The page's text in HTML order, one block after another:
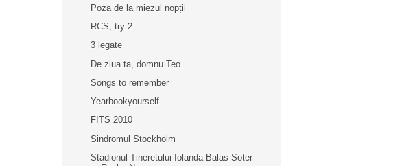
Poza de la miezul nopții
RCS, try 2
3 legate
De ziua ta, domnu Teo...
Songs to remember
Yearbookyourself
FITS 2010
Sindromul Stockholm
Stadionul Tineretului Iolanda Balas Soter